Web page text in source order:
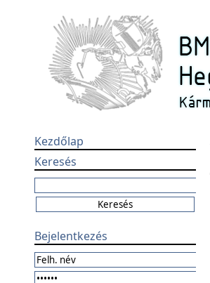
Kezdőlap
Keresés
Bejelentkezés